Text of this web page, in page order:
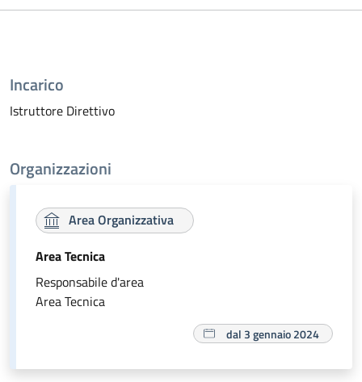
Incarico
Istruttore Direttivo
Organizzazioni
Area Organizzativa
Area Tecnica
Responsabile d'area
Area Tecnica
dal 3 gennaio 2024